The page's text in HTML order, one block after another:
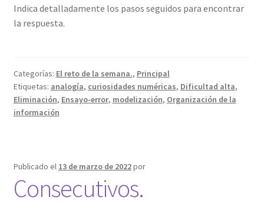
Indica detalladamente los pasos seguidos para encontrar
la respuesta.
Categorías: El reto de la semana., Principal
Etiquetas: analogía, curiosidades numéricas, Dificultad alta,
Eliminación, Ensayo-error, modelización, Organización de la
información
Publicado el 13 de marzo de 2022por
Consecutivos.